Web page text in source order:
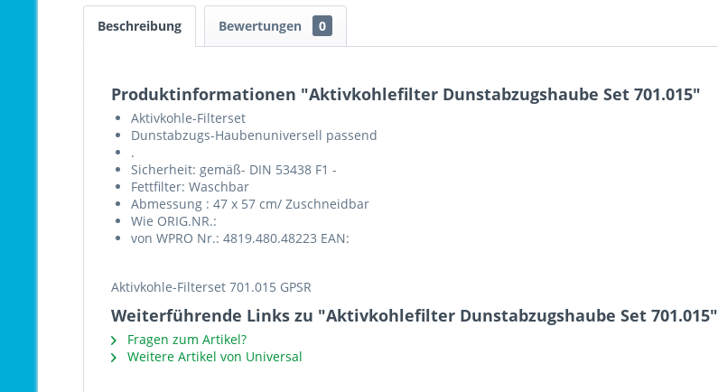
Beschreibung Bewertungen 0
Produktinformationen "Aktivkohlefilter Dunstabzugshaube Set 701.015"
Aktivkohle-Filterset
Dunstabzugs-Haubenuniversell passend
.
Sicherheit: gemäß- DIN 53438 F1 -
Fettfilter: Waschbar
Abmessung : 47 x 57 cm/ Zuschneidbar
Wie ORIG.NR.:
von WPRO Nr.: 4819.480.48223 EAN:
Aktivkohle-Filterset 701.015 GPSR
Weiterführende Links zu "Aktivkohlefilter Dunstabzugshaube Set 701.015"
Fragen zum Artikel?
Weitere Artikel von Universal